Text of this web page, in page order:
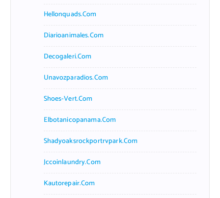
Hellonquads.com
Diarioanimales.com
Decogaleri.com
Unavozparadios.com
Shoes-Vert.com
Elbotanicopanama.com
Shadyoaksrockportrvpark.com
Jccoinlaundry.com
Kautorepair.com